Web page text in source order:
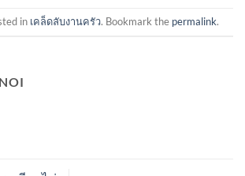
in เคล็ดลับงานครัว. Bookmark the permalink.
NOI